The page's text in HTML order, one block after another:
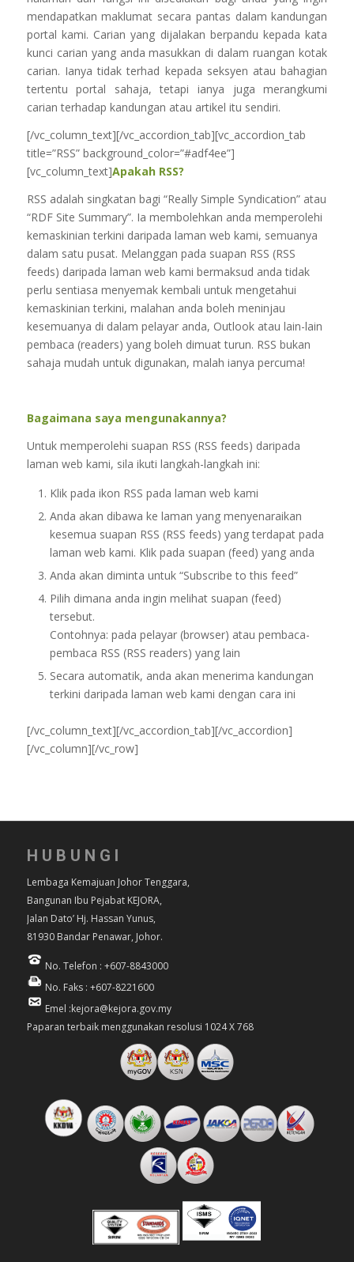
mendapatkan maklumat secara pantas dalam kandungan
portal kami. Carian yang dijalakan berpandu kepada kata
kunci carian yang anda masukkan di dalam ruangan kotak
carian. Ianya tidak terhad kepada seksyen atau bahagian
tertentu portal sahaja, tetapi ianya juga merangkumi
carian terhadap kandungan atau artikel itu sendiri.
[/vc_column_text][/vc_accordion_tab][vc_accordion_tab
title=”RSS” background_color=”#adf4ee”]
[vc_column_text]Apakah RSS?
RSS adalah singkatan bagi “Really Simple Syndication” atau
“RDF Site Summary”. Ia membolehkan anda memperolehi
kemaskinian terkini daripada laman web kami, semuanya
dalam satu pusat. Melanggan pada suapan RSS (RSS
feeds) daripada laman web kami bermaksud anda tidak
perlu sentiasa menyemak kembali untuk mengetahui
kemaskinian terkini, malahan anda boleh meninjau
kesemuanya di dalam pelayar anda, Outlook atau lain-lain
pembaca (readers) yang boleh dimuat turun. RSS bukan
sahaja mudah untuk digunakan, malah ianya percuma!
Bagaimana saya mengunakannya?
Untuk memperolehi suapan RSS (RSS feeds) daripada
laman web kami, sila ikuti langkah-langkah ini:
Klik pada ikon RSS pada laman web kami
Anda akan dibawa ke laman yang menyenaraikan
kesemua suapan RSS (RSS feeds) yang terdapat pada
laman web kami. Klik pada suapan (feed) yang anda
Anda akan diminta untuk “Subscribe to this feed”
Pilih dimana anda ingin melihat suapan (feed)
tersebut.
Contohnya: pada pelayar (browser) atau pembaca-
pembaca RSS (RSS readers) yang lain
Secara automatik, anda akan menerima kandungan
terkini daripada laman web kami dengan cara ini
[/vc_column_text][/vc_accordion_tab][/vc_accordion]
[/vc_column][/vc_row]
HUBUNGI
Lembaga Kemajuan Johor Tenggara,
Bangunan Ibu Pejabat KEJORA,
Jalan Dato’ Hj. Hassan Yunus,
81930 Bandar Penawar, Johor.
No. Telefon : +607-8843000
No. Faks : +607-8221600
Emel :kejora@kejora.gov.my
Paparan terbaik menggunakan resolusi 1024 X 768